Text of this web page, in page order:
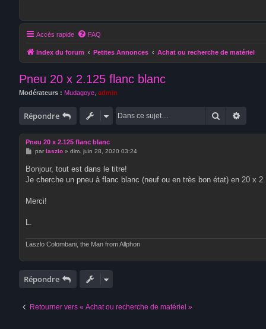
Accès rapide FAQ
Index du forum Petites Annonces Achat ou recherche de matériel
Pneu 20 x 2.125 flanc blanc
Modérateurs : Mudagoye admin
Répondre Rechercher
Pneu 20 x 2.125 flanc blanc
M
s
a
par laszlo» dim. juin 28, 2020 03:24
Bonjour, tout est dans le titre!
Je cherche un pneu à flanc blanc (neuf ou en très bon état) en 20 x
Merci!
Laszlo Colombani, the Man from Allphon
Répondre
Retourner vers « Achat ou recherche de matériel »